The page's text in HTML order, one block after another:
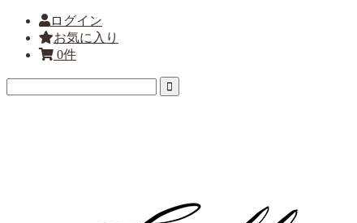
ログイン
お気に入り
0件